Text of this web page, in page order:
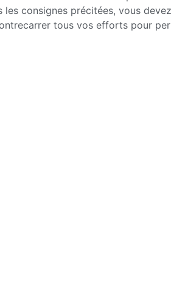
consignes précitées, vous
tous vos efforts pour